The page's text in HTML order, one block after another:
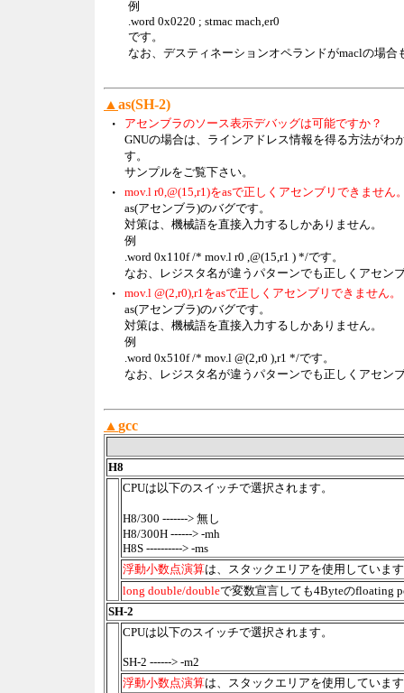
例
.word 0x0220 ; stmac mach,er0
です。
なお、デスティネーションオペランドがmaclの場合
▲ as(SH-2)
・
アセンブラのソース表示デバッグは可能ですか？
GNUの場合は、ラインアドレス情報を得る方法が
す。
サンプルをご覧下さい。
・
mov.l r0,@(15,r1)をasで正しくアセンブリできません
as(アセンブラ)のバグです。
対策は、機械語を直接入力するしかありません。
例
.word 0x110f /* mov.l r0 ,@(15,r1 ) */です。
なお、レジスタ名が違うパターンでも正しくアセン
・
mov.l @(2,r0),r1をasで正しくアセンブリできません。
as(アセンブラ)のバグです。
対策は、機械語を直接入力するしかありません。
例
.word 0x510f /* mov.l @(2,r0 ),r1 */です。
なお、レジスタ名が違うパターンでも正しくアセン
▲ gcc
H8
CPUは以下のスイッチで選択されます。
H8/300 -------> 無し
H8/300H ------> -mh
H8S ----------> -ms
浮動小数点演算は、スタックエリアを使用していま
long double/doubleで変数宣言しても4Byteのfloating
SH-2
CPUは以下のスイッチで選択されます。
SH-2 ------> -m2
浮動小数点演算は、スタックエリアを使用していま